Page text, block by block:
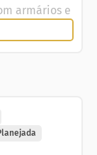
armários e
com
morar